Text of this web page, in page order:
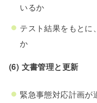
いるか
テスト結果をもとに
か
(6) 文書管理と更新
緊急事態対応計画が